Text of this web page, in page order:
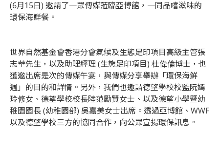
(6月15日) 邀請了一眾傳媒蒞臨亞博館，一同品嚐滋味的
環保海鮮餐。
世界自然基金會香港分會氣候及生態足印項目高級主管張
志華先生，以及助理經理 (生態足印項目) 杜偉倫博士，也
獲邀出席是次的傳媒午宴，與傳媒分享舉辦「環保海鮮
週」的目的和詳情。另外，我們也邀請德望學校校監阮嫣
玲修女、德望學校校長陸范勵賢女士、以及德望小學暨幼
稚園園長 (幼稚園部) 吳嘉美女士出席。透過亞博館、WWF
以及德望學校三方的協同合作，向公眾宣揚環保訊息。